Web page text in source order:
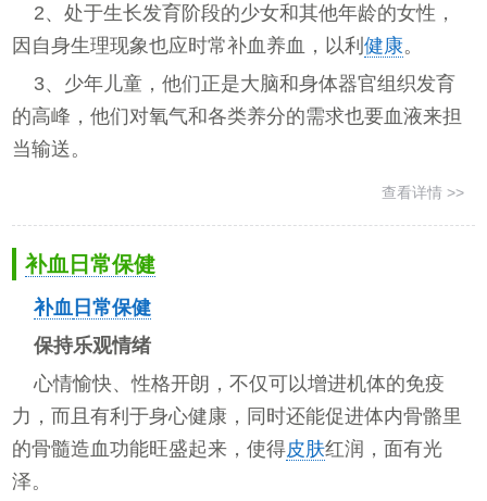
2、处于生长发育阶段的少女和其他年龄的女性，
因自身生理现象也应时常补血养血，以利健康。
3、少年儿童，他们正是大脑和身体器官组织发育
的高峰，他们对氧气和各类养分的需求也要血液来担
当输送。
查看详情 >>
补血日常保健
补血 日常保健
保持乐观情绪
心情愉快、性格开朗，不仅可以增进机体的免疫
力，而且有利于身心健康，同时还能促进体内骨骼里
的骨髓造血功能旺盛起来，使得皮肤红润，面有光
泽。